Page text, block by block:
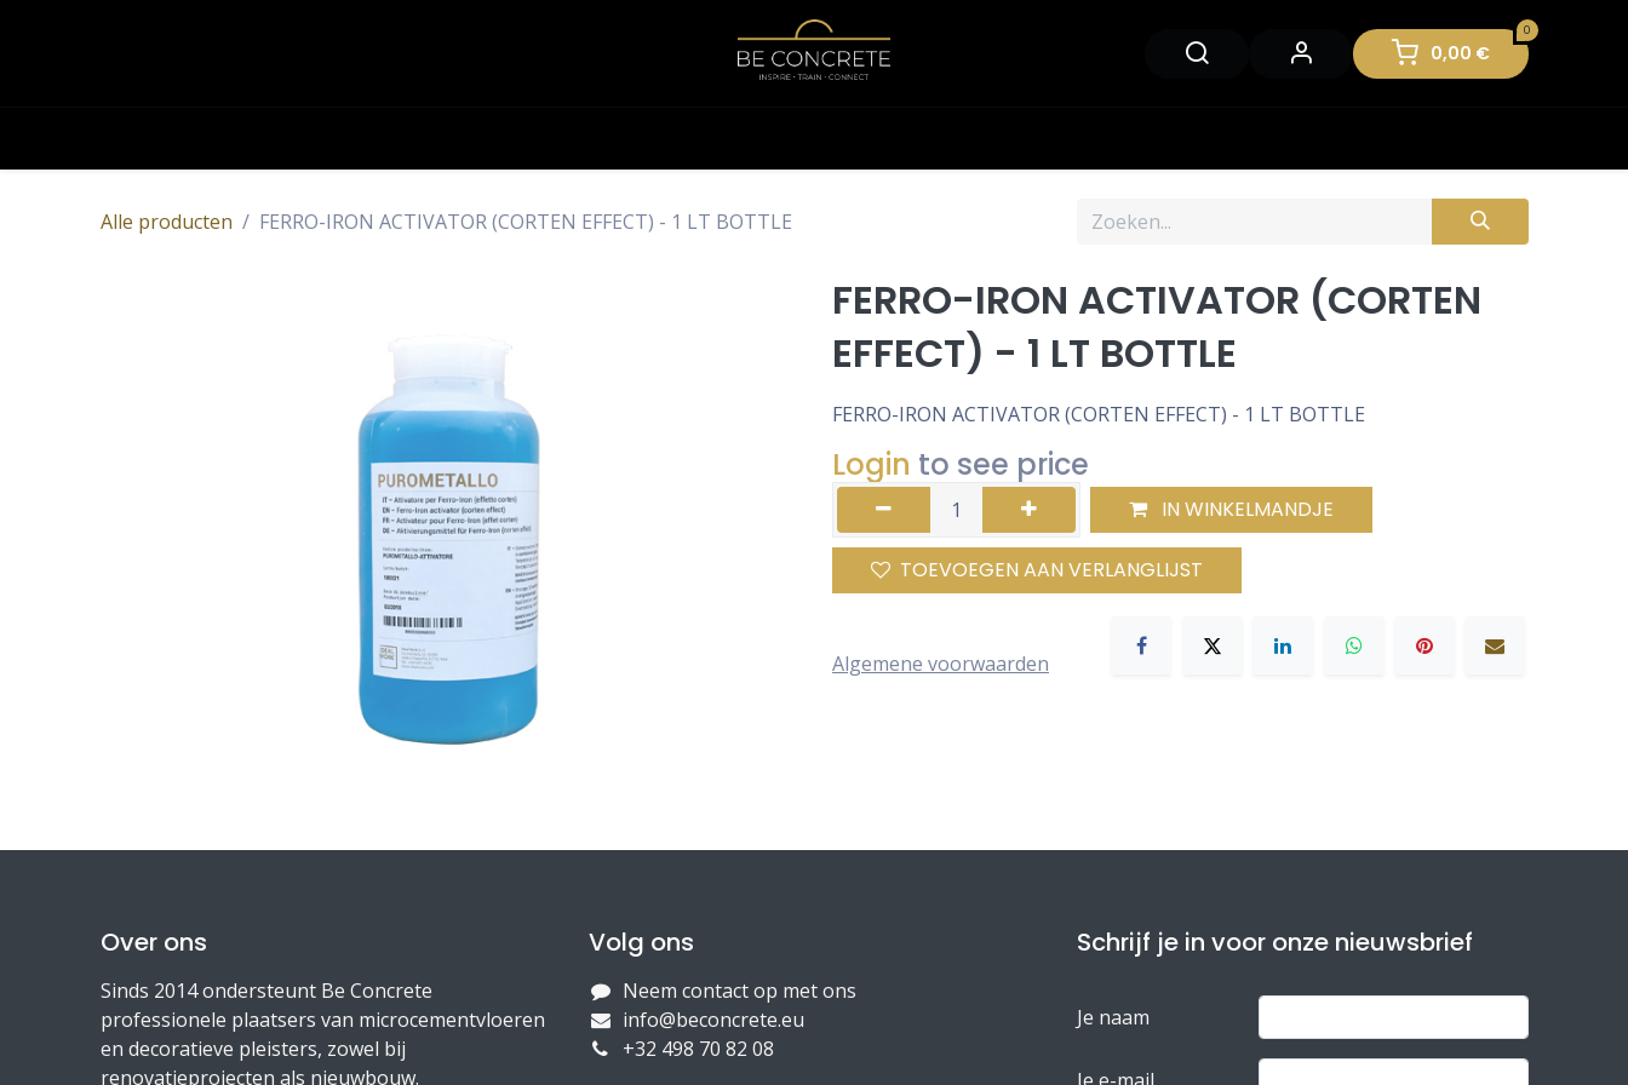
0
0,00 €
Alle producten FERRO-IRON ACTIVATOR (CORTEN EFFECT) - 1 LT BOTTLE
FERRO-IRON ACTIVATOR (CORTEN
EFFECT) - 1 LT BOTTLE
FERRO-IRON ACTIVATOR (CORTEN EFFECT) - 1 LT BOTTLE
Login to see price
IN WINKELMANDJE
TOEVOEGEN AAN VERLANGLIJST
Algemene voorwaarden
Over ons
Sinds 2014 ondersteunt Be Concrete
professionele plaatsers van microcementvloeren
en decoratieve pleisters, zowel bij
renovatieprojecten als nieuwbouw.
Volg ons
Neem contact op met ons
info@beconcrete.eu
+32 498 70 82 08
Schrijf je in voor onze nieuwsbrief
Je naam